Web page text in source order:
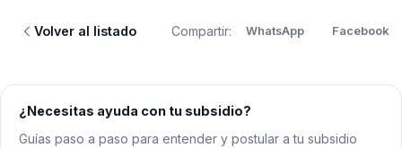
Volver al listado Compartir: WhatsApp Facebook
¿Necesitas ayuda con tu subsidio?
Guías paso a paso para entender y postular a tu subsidio